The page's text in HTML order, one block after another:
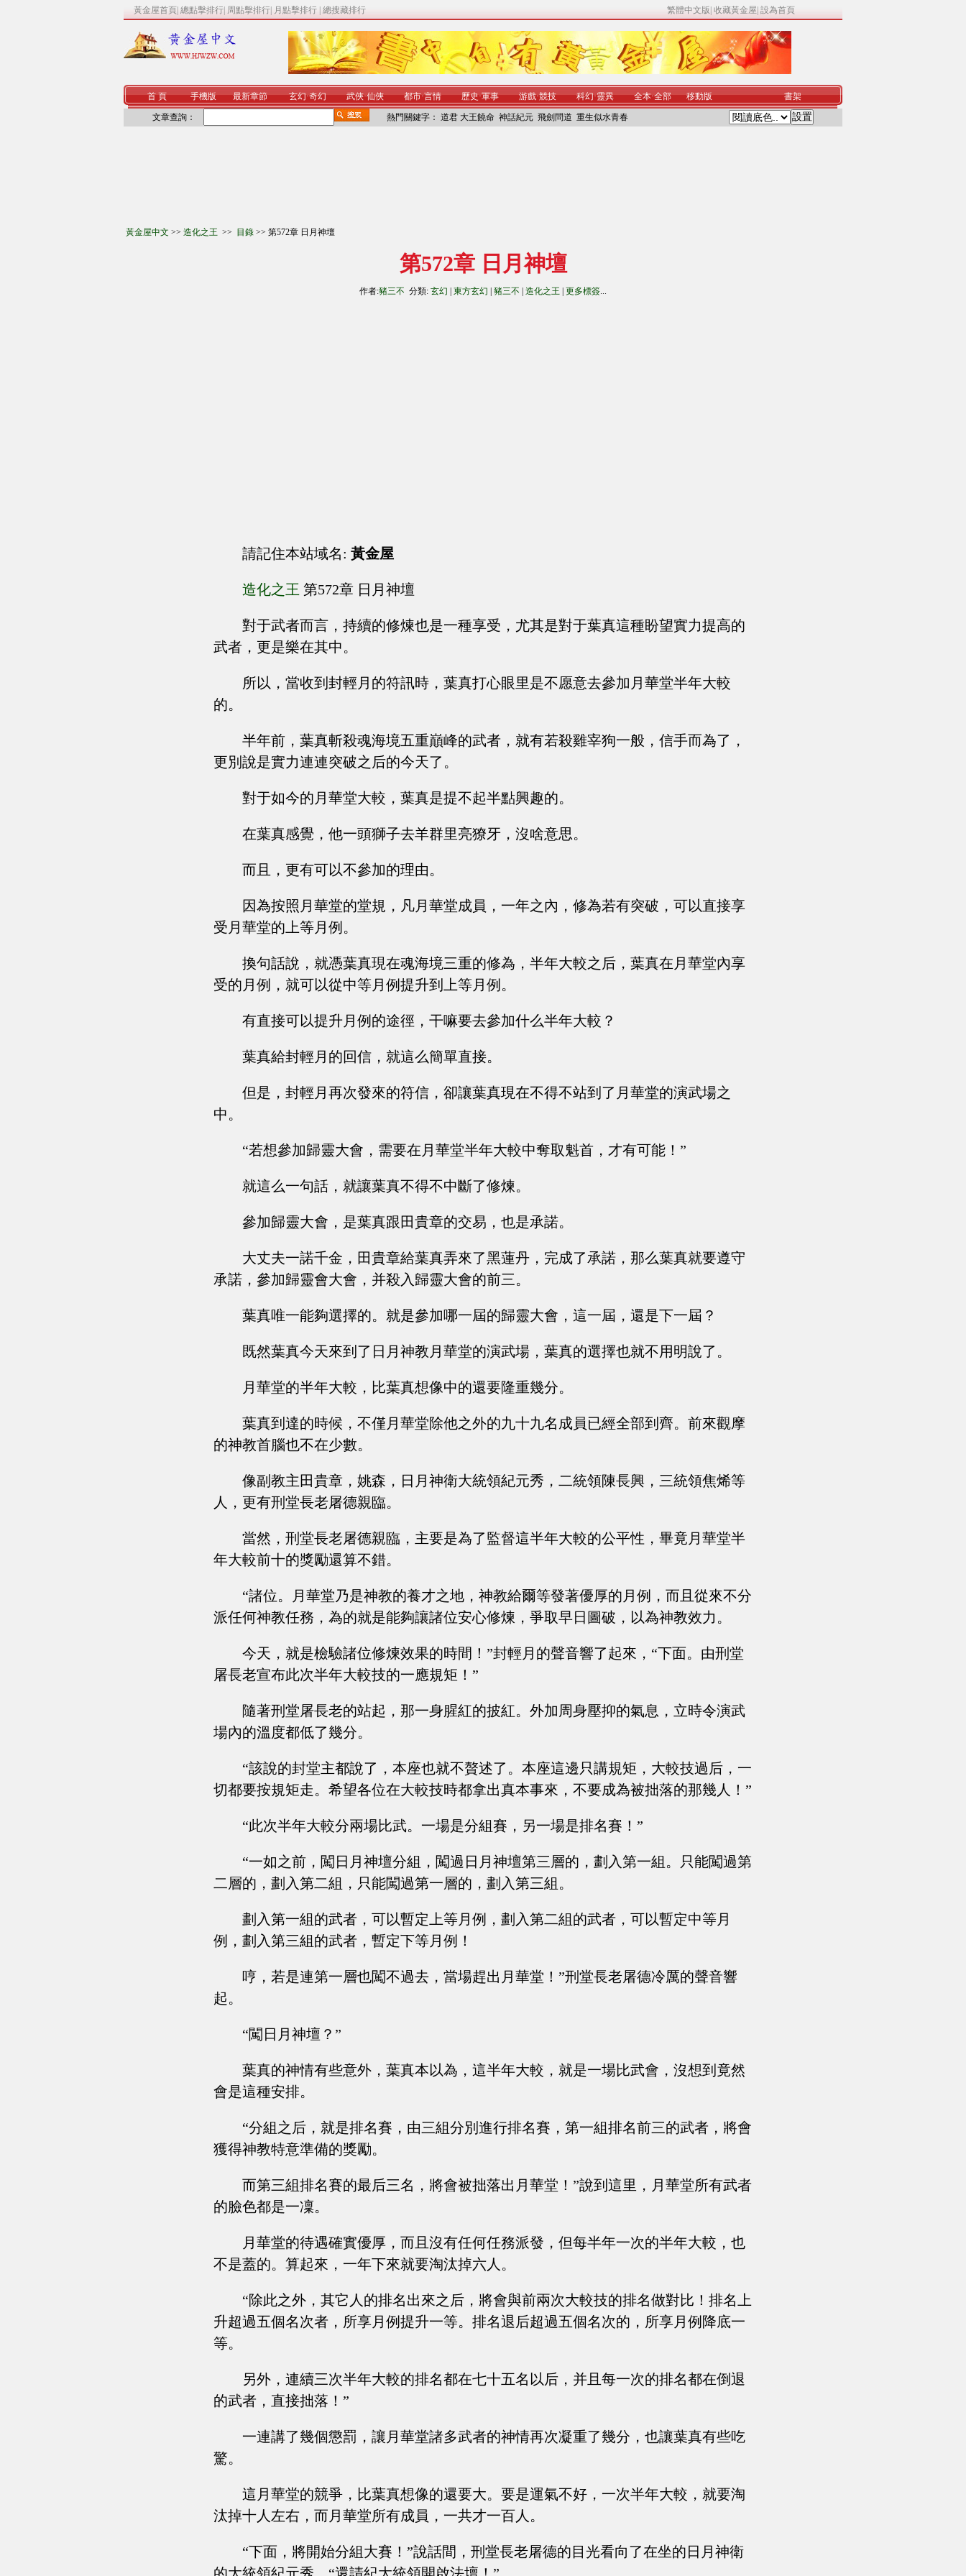
黃金屋首頁 總點擊排行 周點擊排行 月點擊排行 總搜藏排行 繁體中文版 收藏黃金屋 設為首頁
首 頁 手機版 最新章節 玄幻·奇幻 武俠·仙俠 都市·言情 歷史·軍事 游戲·競技 科幻·靈異 全本·全部 移動版 書架
文章查詢： 熱門關鍵字： 道君 大王饒命 神話紀元 飛劍問道 重生似水青春
黃金屋中文 >> 造化之王 >> 目錄 >> 第572章 日月神壇
第572章 日月神壇
作者:豬三不 分類: 玄幻 東方玄幻 豬三不 造化之王 更多標簽...
請記住本站域名: 黃金屋
造化之王 第572章 日月神壇
對于武者而言，持續的修煉也是一種享受，尤其是對于葉真這種盼望實力提高的
武者，更是樂在其中。
所以，當收到封輕月的符訊時，葉真打心眼里是不愿意去參加月華堂半年大較
的。
半年前，葉真斬殺魂海境五重巔峰的武者，就有若殺雞宰狗一般，信手而為了，
更別說是實力連連突破之后的今天了。
對于如今的月華堂大較，葉真是提不起半點興趣的。
在葉真感覺，他一頭獅子去羊群里亮獠牙，沒啥意思。
而且，更有可以不參加的理由。
因為按照月華堂的堂規，凡月華堂成員，一年之內，修為若有突破，可以直接享
受月華堂的上等月例。
換句話說，就憑葉真現在魂海境三重的修為，半年大較之后，葉真在月華堂內享
受的月例，就可以從中等月例提升到上等月例。
有直接可以提升月例的途徑，干嘛要去參加什么半年大較？
葉真給封輕月的回信，就這么簡單直接。
但是，封輕月再次發來的符信，卻讓葉真現在不得不站到了月華堂的演武場之
中。
“若想參加歸靈大會，需要在月華堂半年大較中奪取魁首，才有可能！”
就這么一句話，就讓葉真不得不中斷了修煉。
參加歸靈大會，是葉真跟田貴章的交易，也是承諾。
大丈夫一諾千金，田貴章給葉真弄來了黑蓮丹，完成了承諾，那么葉真就要遵守
承諾，參加歸靈會大會，并殺入歸靈大會的前三。
葉真唯一能夠選擇的。就是參加哪一屆的歸靈大會，這一屆，還是下一屆？
既然葉真今天來到了日月神教月華堂的演武場，葉真的選擇也就不用明說了。
月華堂的半年大較，比葉真想像中的還要隆重幾分。
葉真到達的時候，不僅月華堂除他之外的九十九名成員已經全部到齊。前來觀摩
的神教首腦也不在少數。
像副教主田貴章，姚森，日月神衛大統領紀元秀，二統領陳長興，三統領焦烯等
人，更有刑堂長老屠德親臨。
當然，刑堂長老屠德親臨，主要是為了監督這半年大較的公平性，畢竟月華堂半
年大較前十的獎勵還算不錯。
“諸位。月華堂乃是神教的養才之地，神教給爾等發著優厚的月例，而且從來不分
派任何神教任務，為的就是能夠讓諸位安心修煉，爭取早日圖破，以為神教效力。
今天，就是檢驗諸位修煉效果的時間！”封輕月的聲音響了起來，“下面。由刑堂
屠長老宣布此次半年大較技的一應規矩！”
隨著刑堂屠長老的站起，那一身腥紅的披紅。外加周身壓抑的氣息，立時令演武
場內的溫度都低了幾分。
“該說的封堂主都說了，本座也就不贅述了。本座這邊只講規矩，大較技過后，一
切都要按規矩走。希望各位在大較技時都拿出真本事來，不要成為被拙落的那幾人！”
“此次半年大較分兩場比武。一場是分組賽，另一場是排名賽！”
“一如之前，闖日月神壇分組，闖過日月神壇第三層的，劃入第一組。只能闖過第
二層的，劃入第二組，只能闖過第一層的，劃入第三組。
劃入第一組的武者，可以暫定上等月例，劃入第二組的武者，可以暫定中等月
例，劃入第三組的武者，暫定下等月例！
哼，若是連第一層也闖不過去，當場趕出月華堂！”刑堂長老屠德冷厲的聲音響
起。
“闖日月神壇？”
葉真的神情有些意外，葉真本以為，這半年大較，就是一場比武會，沒想到竟然
會是這種安排。
“分組之后，就是排名賽，由三組分別進行排名賽，第一組排名前三的武者，將會
獲得神教特意準備的獎勵。
而第三組排名賽的最后三名，將會被拙落出月華堂！”說到這里，月華堂所有武者
的臉色都是一凜。
月華堂的待遇確實優厚，而且沒有任何任務派發，但每半年一次的半年大較，也
不是蓋的。算起來，一年下來就要淘汰掉六人。
“除此之外，其它人的排名出來之后，將會與前兩次大較技的排名做對比！排名上
升超過五個名次者，所享月例提升一等。排名退后超過五個名次的，所享月例降底一
等。
另外，連續三次半年大較的排名都在七十五名以后，并且每一次的排名都在倒退
的武者，直接拙落！”
一連講了幾個懲罰，讓月華堂諸多武者的神情再次凝重了幾分，也讓葉真有些吃
驚。
這月華堂的競爭，比葉真想像的還要大。要是運氣不好，一次半年大較，就要淘
汰掉十人左右，而月華堂所有成員，一共才一百人。
“下面，將開始分組大賽！”說話間，刑堂長老屠德的目光看向了在坐的日月神衛